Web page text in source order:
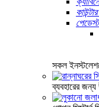
সকল
ব্যবহারের জন্য